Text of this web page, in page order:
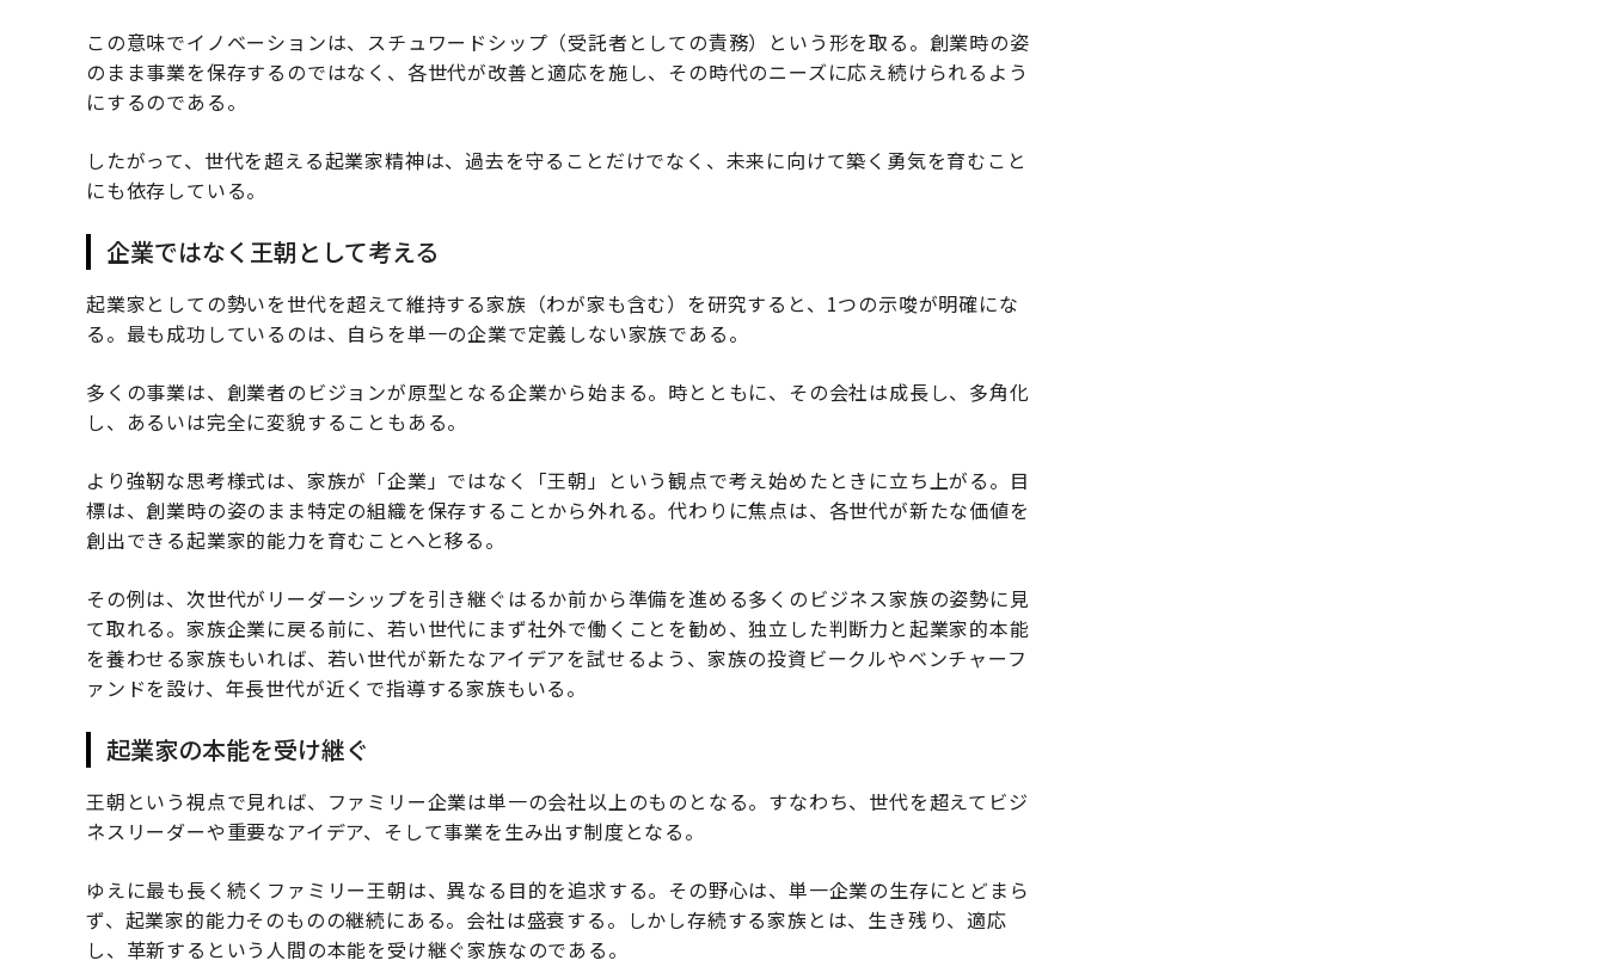
この意味でイノベーションは、スチュワードシップ（受託者としての責務）という形を取る。創業時の姿
のまま事業を保存するのではなく、各世代が改善と適応を施し、その時代のニーズに応え続けられるよう
にするのである。
したがって、世代を超える起業家精神は、過去を守ることだけでなく、未来に向けて築く勇気を育むこと
にも依存している。
企業ではなく王朝として考える
起業家としての勢いを世代を超えて維持する家族（わが家も含む）を研究すると、1つの示唆が明確にな
る。最も成功しているのは、自らを単一の企業で定義しない家族である。
多くの事業は、創業者のビジョンが原型となる企業から始まる。時とともに、その会社は成長し、多角化
し、あるいは完全に変貌することもある。
より強靭な思考様式は、家族が「企業」ではなく「王朝」という観点で考え始めたときに立ち上がる。目
標は、創業時の姿のまま特定の組織を保存することから外れる。代わりに焦点は、各世代が新たな価値を
創出できる起業家的能力を育むことへと移る。
その例は、次世代がリーダーシップを引き継ぐはるか前から準備を進める多くのビジネス家族の姿勢に見
て取れる。家族企業に戻る前に、若い世代にまず社外で働くことを勧め、独立した判断力と起業家的本能
を養わせる家族もいれば、若い世代が新たなアイデアを試せるよう、家族の投資ビークルやベンチャーフ
ァンドを設け、年長世代が近くで指導する家族もいる。
起業家の本能を受け継ぐ
王朝という視点で見れば、ファミリー企業は単一の会社以上のものとなる。すなわち、世代を超えてビジ
ネスリーダーや重要なアイデア、そして事業を生み出す制度となる。
ゆえに最も長く続くファミリー王朝は、異なる目的を追求する。その野心は、単一企業の生存にとどまら
ず、起業家的能力そのものの継続にある。会社は盛衰する。しかし存続する家族とは、生き残り、適応
し、革新するという人間の本能を受け継ぐ家族なのである。